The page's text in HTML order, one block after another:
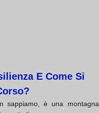
E Come Si
sappiamo, è una montagna